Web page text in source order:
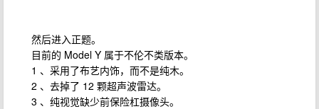
然后进入正题。
目前的 Model Y 属于不伦不类版本。
1 、采用了布艺内饰，而不是纯木。
2 、去掉了 12 颗超声波雷达。
3 、纯视觉缺少前保险杠摄像头。